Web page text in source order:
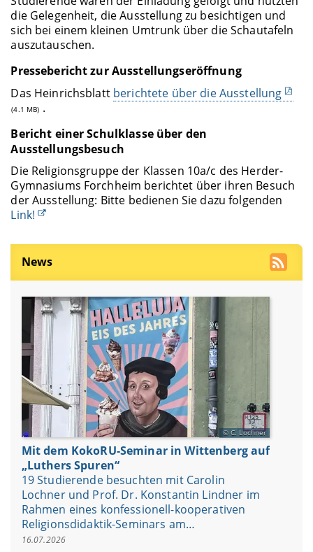
die Gelegenheit, die Ausstellung zu besichtigen und
sich bei einem kleinen Umtrunk über die Schautafeln
auszutauschen.
Pressebericht zur Ausstellungseröffnung
Das Heinrichsblatt berichtete über die Ausstellung
(4.1 MB) .
Bericht einer Schulklasse über den
Ausstellungsbesuch
Die Religionsgruppe der Klassen 10a/c des Herder-
Gymnasiums Forchheim berichtet über ihren Besuch
der Ausstellung: Bitte bedienen Sie dazu folgenden
Link!
News
C. Lochner
Mit dem KokoRU-Seminar in Wittenberg auf
„Luthers Spuren“
19 Studierende besuchten mit Carolin
Lochner und Prof. Dr. Konstantin Lindner im
Rahmen eines konfessionell-kooperativen
Religionsdidaktik-Seminars am…
16.07.2026